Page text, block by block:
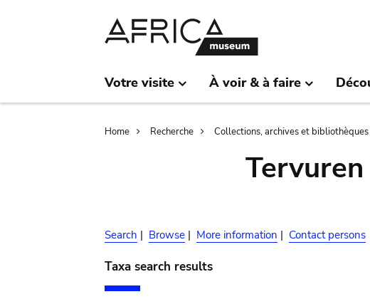
Votre visite À voir & à faire
Breadcrumb
Home Recherche Collections, archives et bibliothèques
Search | Browse | More information | Contact persons
Taxa search results